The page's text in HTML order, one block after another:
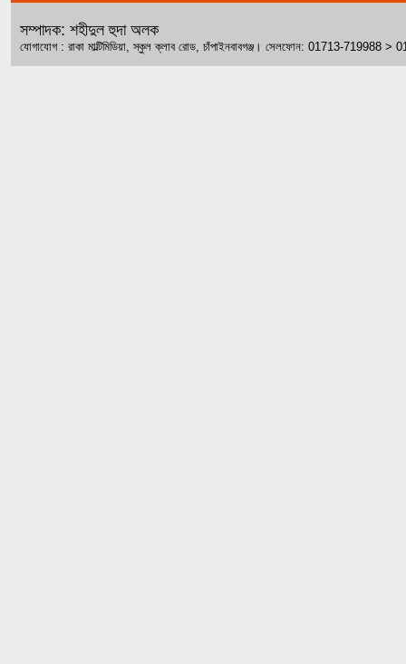
সম্পাদক: শহীদুল হুদা অলক
যোগাযোগ : রাকা মাল্টিমিডিয়া, স্কুল ক্লাব রোড, চাঁপাইনবাবগঞ্জ। সেলফোন: 01713-